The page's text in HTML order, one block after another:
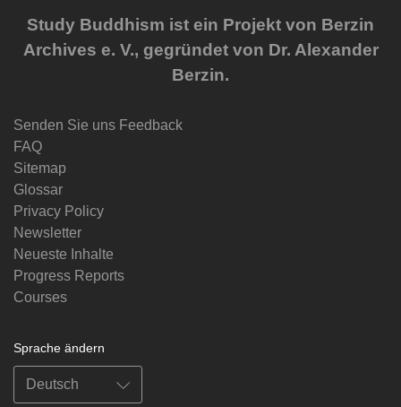
Study Buddhism ist ein Projekt von Berzin
Archives e. V., gegründet von Dr. Alexander
Berzin.
Senden Sie uns Feedback
FAQ
Sitemap
Glossar
Privacy Policy
Newsletter
Neueste Inhalte
Progress Reports
Courses
Sprache ändern